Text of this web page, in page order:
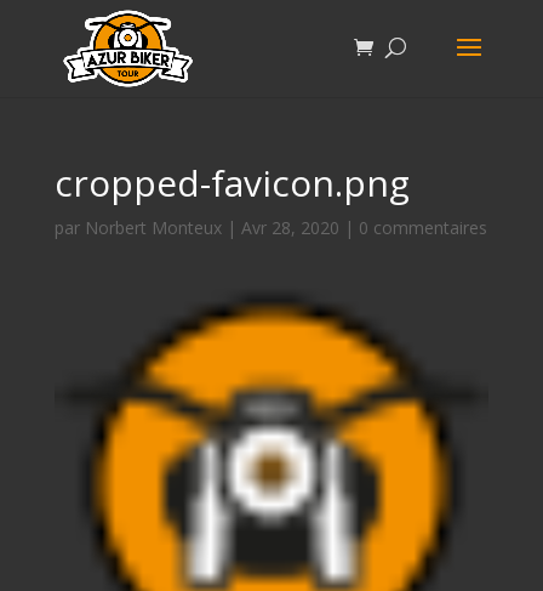
cropped-favicon.png
par Norbert Monteux| Avr 28, 2020 | 0 commentaires